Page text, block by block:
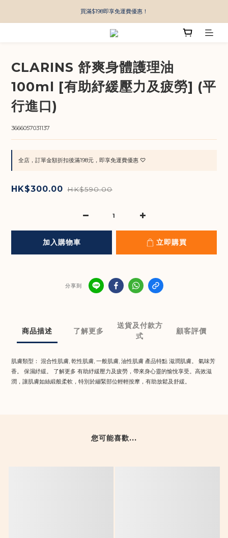
買滿$198即享免運費優惠！
CLARINS 舒爽身體護理油
100ml [有助紓緩壓力及疲勞] (平
行進口)
3666057031137
全店，訂單金額折扣後滿198元，即享免運費優惠 ♡
HK$300.00 HK$590.00
加入購物車 立即購買
分享到
商品描述 了解更多
送貨及付款方
式
顧客評價
肌膚類型： 混合性肌膚, 乾性肌膚, 一般肌膚, 油性肌膚 產品特點 滋潤肌膚。 氣味芳
香。 保濕紓緩。 了解更多 有助紓緩壓力及疲勞，帶來身心靈的愉悅享受。高效滋
潤，讓肌膚如絲緞般柔軟，特別於繃緊部位輕輕按摩，有助放鬆及舒緩。
您可能喜歡...